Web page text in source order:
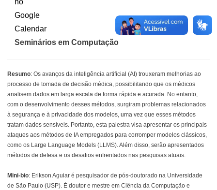
Seminários em Computação
Resumo: Os avanços da inteligência artificial (AI) trouxeram melhorias ao
processo de tomada de decisão médica, possibilitando que os médicos
analisem dados em larga escala de forma rápida e acurada. No entanto,
com o desenvolvimento desses métodos, surgiram problemas relacionados
à segurança e à privacidade dos modelos, uma vez que esses métodos
tratam dados sensíveis. Portanto, esta palestra visa apresentar os principais
ataques aos métodos de IA empregados para corromper modelos clássicos,
como os Large Language Models (LLMS). Além disso, serão apresentados
métodos de defesa e os desafios enfrentados nas pesquisas atuais.
Mini-bio: Erikson Aguiar é pesquisador de pós-doutorado na Universidade
de São Paulo (USP). É doutor e mestre em Ciência da Computação e